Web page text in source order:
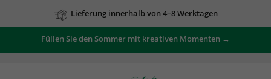
Lieferung innerhalb von 4–8 Werktagen
Füllen Sie den Sommer mit kreativen Momenten →